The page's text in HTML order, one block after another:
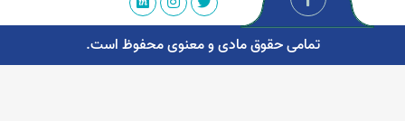
تمامی حقوق مادی و معنوی محفوظ است.